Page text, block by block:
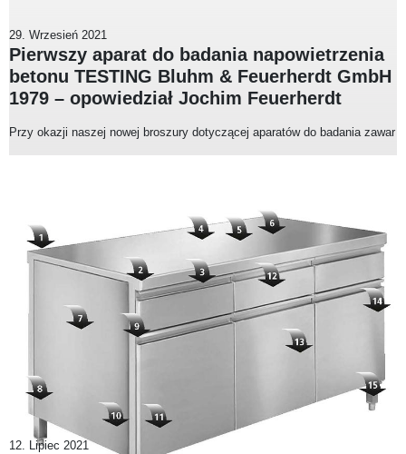
29. Wrzesień 2021
Pierwszy aparat do badania napowietrzenia
betonu TESTING Bluhm & Feuerherdt GmbH
1979 – opowiedział Jochim Feuerherdt
Przy okazji naszej nowej broszury dotyczącej aparatów do badania zawar
12. Lipiec 2021